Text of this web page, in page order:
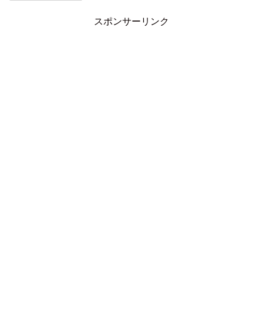
スポンサーリンク